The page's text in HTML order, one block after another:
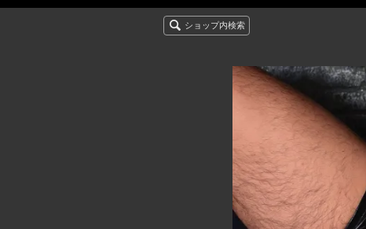
ショップ内検索